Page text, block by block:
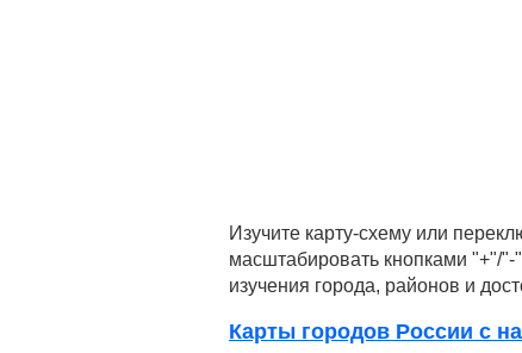
Изучите карту-схему или
масштабировать кнопками "+"/
изучения города, районов и
Карты городов России с